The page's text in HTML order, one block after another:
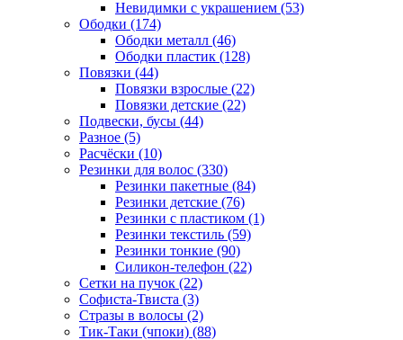
Невидимки с украшением (53)
Ободки (174)
Ободки металл (46)
Ободки пластик (128)
Повязки (44)
Повязки взрослые (22)
Повязки детские (22)
Подвески, бусы (44)
Разное (5)
Расчёски (10)
Резинки для волос (330)
Резинки пакетные (84)
Резинки детские (76)
Резинки с пластиком (1)
Резинки текстиль (59)
Резинки тонкие (90)
Силикон-телефон (22)
Сетки на пучок (22)
Софиста-Твиста (3)
Стразы в волосы (2)
Тик-Таки (чпоки) (88)